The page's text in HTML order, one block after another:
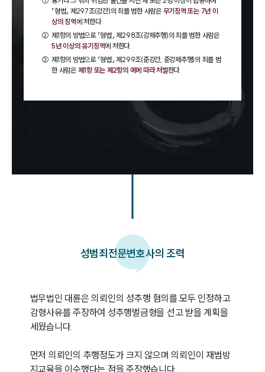
「형법」 제297조(강간)의 죄를 범한 사람은 무기징역 또는 7년 이
상의 징역에 처한다.
② 제1항의 방법으로 「형법」 제298조(강제추행)의 죄를 범한 사람은
5년 이상의 유기징역에 처한다.
③ 제1항의 방법으로 「형법」 제299조(준강간, 준강제추행)의 죄를 범
한 사람은 제1항 또는 제2항의 예에 따라 처벌한다.
성범죄전문변호사의 조력
법무법인 대륜은 의뢰인의 성추행 혐의를 모두 인정하고
감형사유를 주장하여 성추행벌금형을 선고 받을 계획을
세웠습니다.
먼저 의뢰인의 추행정도가 크지 않으며 의뢰인이 재범방
지교육을 이수했다는 점을 주장했습니다.